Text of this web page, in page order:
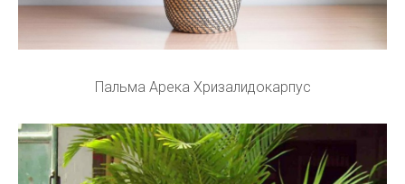
Пальма Арека Хризалидокарпус